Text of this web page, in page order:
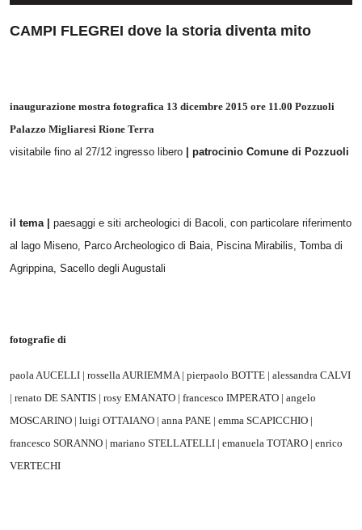
CAMPI FLEGREI dove la storia diventa mito
inaugurazione mostra fotografica 13 dicembre 2015 ore 11.00 Pozzuoli
Palazzo Migliaresi Rione Terra
visitabile fino al 27/12 ingresso libero
| patrocinio Comune di Pozzuoli
il tema |
paesaggi e siti archeologici di Bacoli, con particolare riferimento
al lago Miseno, Parco Archeologico di Baia, Piscina Mirabilis, Tomba di
Agrippina, Sacello degli Augustali
fotografie di
paola AUCELLI | rossella AURIEMMA | pierpaolo BOTTE | alessandra CALVI
| renato DE SANTIS | rosy EMANATO | francesco IMPERATO | angelo
MOSCARINO | luigi OTTAIANO | anna PANE | emma SCAPICCHIO |
francesco SORANNO | mariano STELLATELLI | emanuela TOTARO | enrico
VERTECHI